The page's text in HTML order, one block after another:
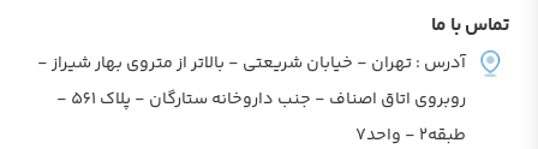
تماس با ما
آدرس : تهران - خیابان شریعتی - بالاتر از متروی بهار شیراز -
روبروی اتاق اصناف - جنب داروخانه ستارگان - پلاک 561 -
طبقه2 - واحد7